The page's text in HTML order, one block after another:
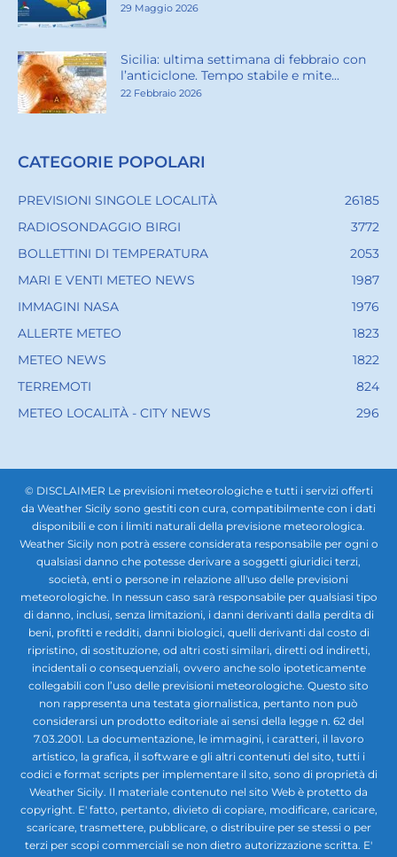
29 Maggio 2026
Sicilia: ultima settimana di febbraio con
l’anticiclone. Tempo stabile e mite...
22 Febbraio 2026
CATEGORIE POPOLARI
PREVISIONI SINGOLE LOCALITÀ
26185
RADIOSONDAGGIO BIRGI
3772
BOLLETTINI DI TEMPERATURA
2053
MARI E VENTI METEO NEWS
1987
IMMAGINI NASA
1976
ALLERTE METEO
1823
METEO NEWS
1822
TERREMOTI
824
METEO LOCALITÀ - CITY NEWS
296
© DISCLAIMER Le previsioni meteorologiche e tutti i servizi offerti
da Weather Sicily sono gestiti con cura, compatibilmente con i dati
disponibili e con i limiti naturali della previsione meteorologica.
Weather Sicily non potrà essere considerata responsabile per ogni o
qualsiasi danno che potesse derivare a soggetti giuridici terzi,
società, enti o persone in relazione all'uso delle previsioni
meteorologiche. In nessun caso sarà responsabile per qualsiasi tipo
di danno, inclusi, senza limitazioni, i danni derivanti dalla perdita di
beni, profitti e redditi, danni biologici, quelli derivanti dal costo di
ripristino, di sostituzione, od altri costi similari, diretti od indiretti,
incidentali o consequenziali, ovvero anche solo ipoteticamente
collegabili con l’uso delle previsioni meteorologiche. Questo sito
non rappresenta una testata giornalistica, pertanto non può
considerarsi un prodotto editoriale ai sensi della legge n. 62 del
7.03.2001. La documentazione, le immagini, i caratteri, il lavoro
artistico, la grafica, il software e gli altri contenuti del sito, tutti i
codici e format scripts per implementare il sito, sono di proprietà di
Weather Sicily. Il materiale contenuto nel sito Web è protetto da
copyright. E' fatto, pertanto, divieto di copiare, modificare, caricare,
scaricare, trasmettere, pubblicare, o distribuire per se stessi o per
terzi per scopi commerciali se non dietro autorizzazione scritta. E'